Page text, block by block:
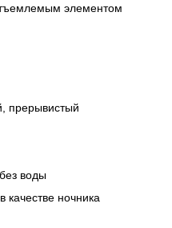
элементом
прерывистый
воды
качестве ночника